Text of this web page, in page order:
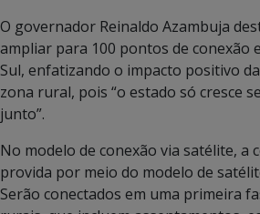
O governador Reinaldo Azambuja
ampliar para 100 pontos de conexão
Sul, enfatizando o impacto positivo
zona rural, pois “o estado só cresce
junto”.
No modelo de conexão via satélite, a
provida por meio do modelo de
Serão conectados em uma primeira